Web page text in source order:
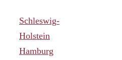
Schleswig-
Holstein
Hamburg